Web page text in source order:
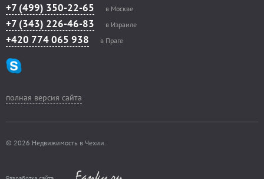
+7 (499) 350-22-65 в Москве
+7 (343) 226-46-83 в Израиле
+420 774 065 938 в Праге
полная версия сайта
© 2026 Недвижимость в Чехии.